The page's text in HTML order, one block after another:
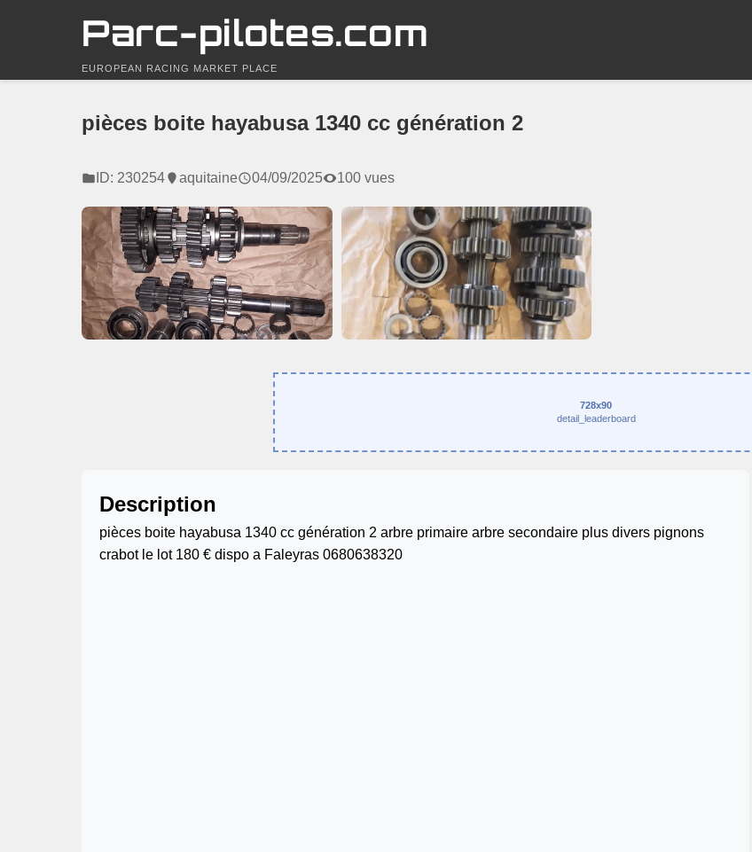
Parc-pilotes.com
EUROPEAN RACING MARKET PLACE
pièces boite hayabusa 1340 cc génération 2
ID: 230254 aquitaine 04/09/2025 100 vues
728x90
detail_leaderboard
Description
pièces boite hayabusa 1340 cc génération 2 arbre primaire arbre secondaire plus divers pignons
crabot le lot 180 € dispo a Faleyras 0680638320